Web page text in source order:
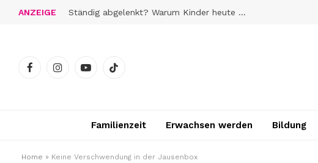
ANZEIGE Ständig abgelenkt? Warum Kinder heute schwerer zur Ruhe finden
FacebookInstagramYouTubeTikTok
Familienzeit Erwachsen werden Bildung
Home » Keine Verschwendung in der Jausenbox